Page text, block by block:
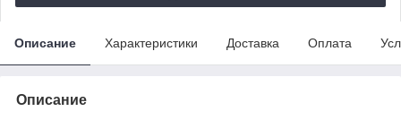
Описание Характеристики Доставка Оплата
Описание